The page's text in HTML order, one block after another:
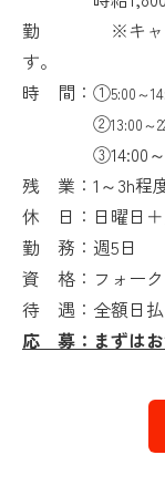
勤 ※キャンペ
す。
時 間：①5:00～
②13:00～
③14:00～
残 業：1～3h程
休 日： 日曜日
勤 務： 週5日
資 格：フォーク
待 遇：全額日払
応 募：まずはお